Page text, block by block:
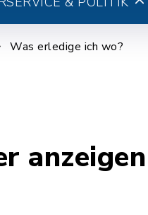
Was erledige ich wo?
anzeigen